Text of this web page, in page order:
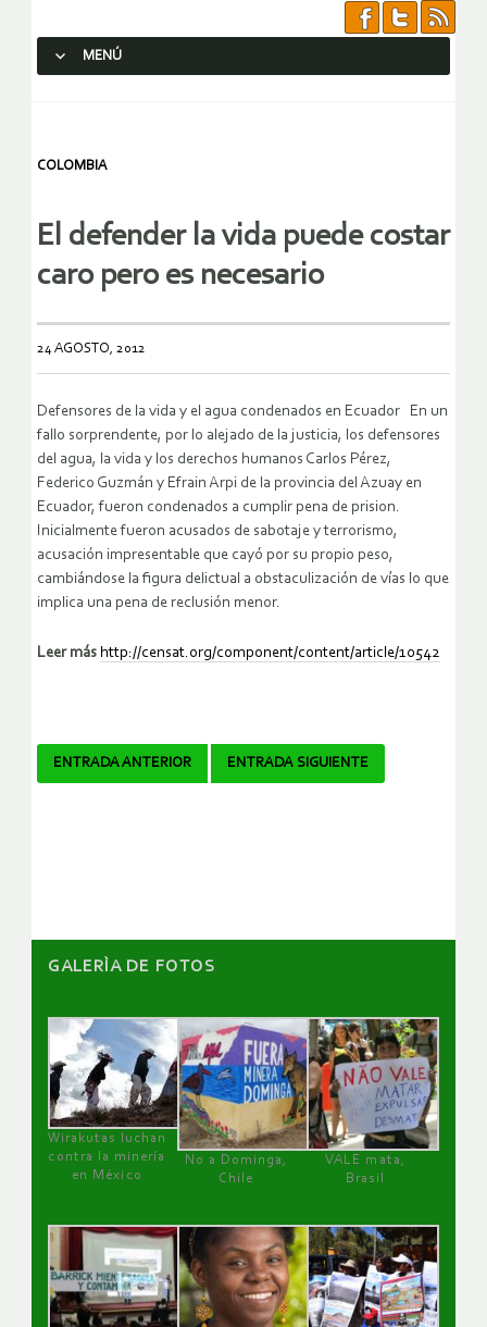
MENÚ
COLOMBIA
El defender la vida puede costar
caro pero es necesario
24 AGOSTO, 2012
Defensores de la vida y el agua condenados en Ecuador En un
fallo sorprendente, por lo alejado de la justicia, los defensores
del agua, la vida y los derechos humanos Carlos Pérez,
Federico Guzmán y Efrain Arpi de la provincia del Azuay en
Ecuador, fueron condenados a cumplir pena de prision.
Inicialmente fueron acusados de sabotaje y terrorismo,
acusación impresentable que cayó por su propio peso,
cambiándose la figura delictual a obstaculización de vías lo que
implica una pena de reclusión menor.
Leer más http://censat.org/component/content/article/10542
Navegador
ENTRADA ANTERIOR ENTRADA SIGUIENTE
GALERÌA DE FOTOS
Wirakutas luchan
contra la minería
en México
No a Dominga,
Chile
VALE mata,
Brasil